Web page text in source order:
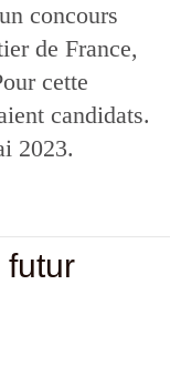
concours
de France,
cette
candidats.
2023.